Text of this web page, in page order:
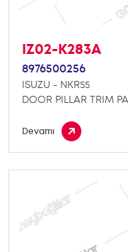
IZ02-K283A
8976500256
ISUZU - NKR55
DOOR PILLAR TRIM
Devamı